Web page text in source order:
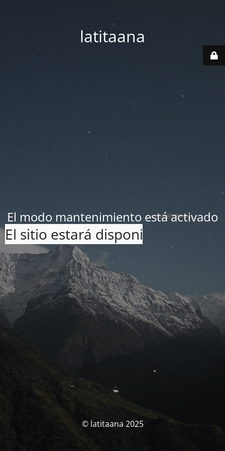
latitaana
El modo mantenimiento está activado
El sitio estará disponible pronto.
© latitaana 2025